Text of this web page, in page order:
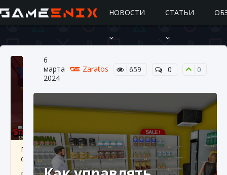
НОВОСТИ СТАТЬИ
Подробное руководство по получению
самоцветов Brawl Stars
6
марта
2024
Zaratos 659 0 0